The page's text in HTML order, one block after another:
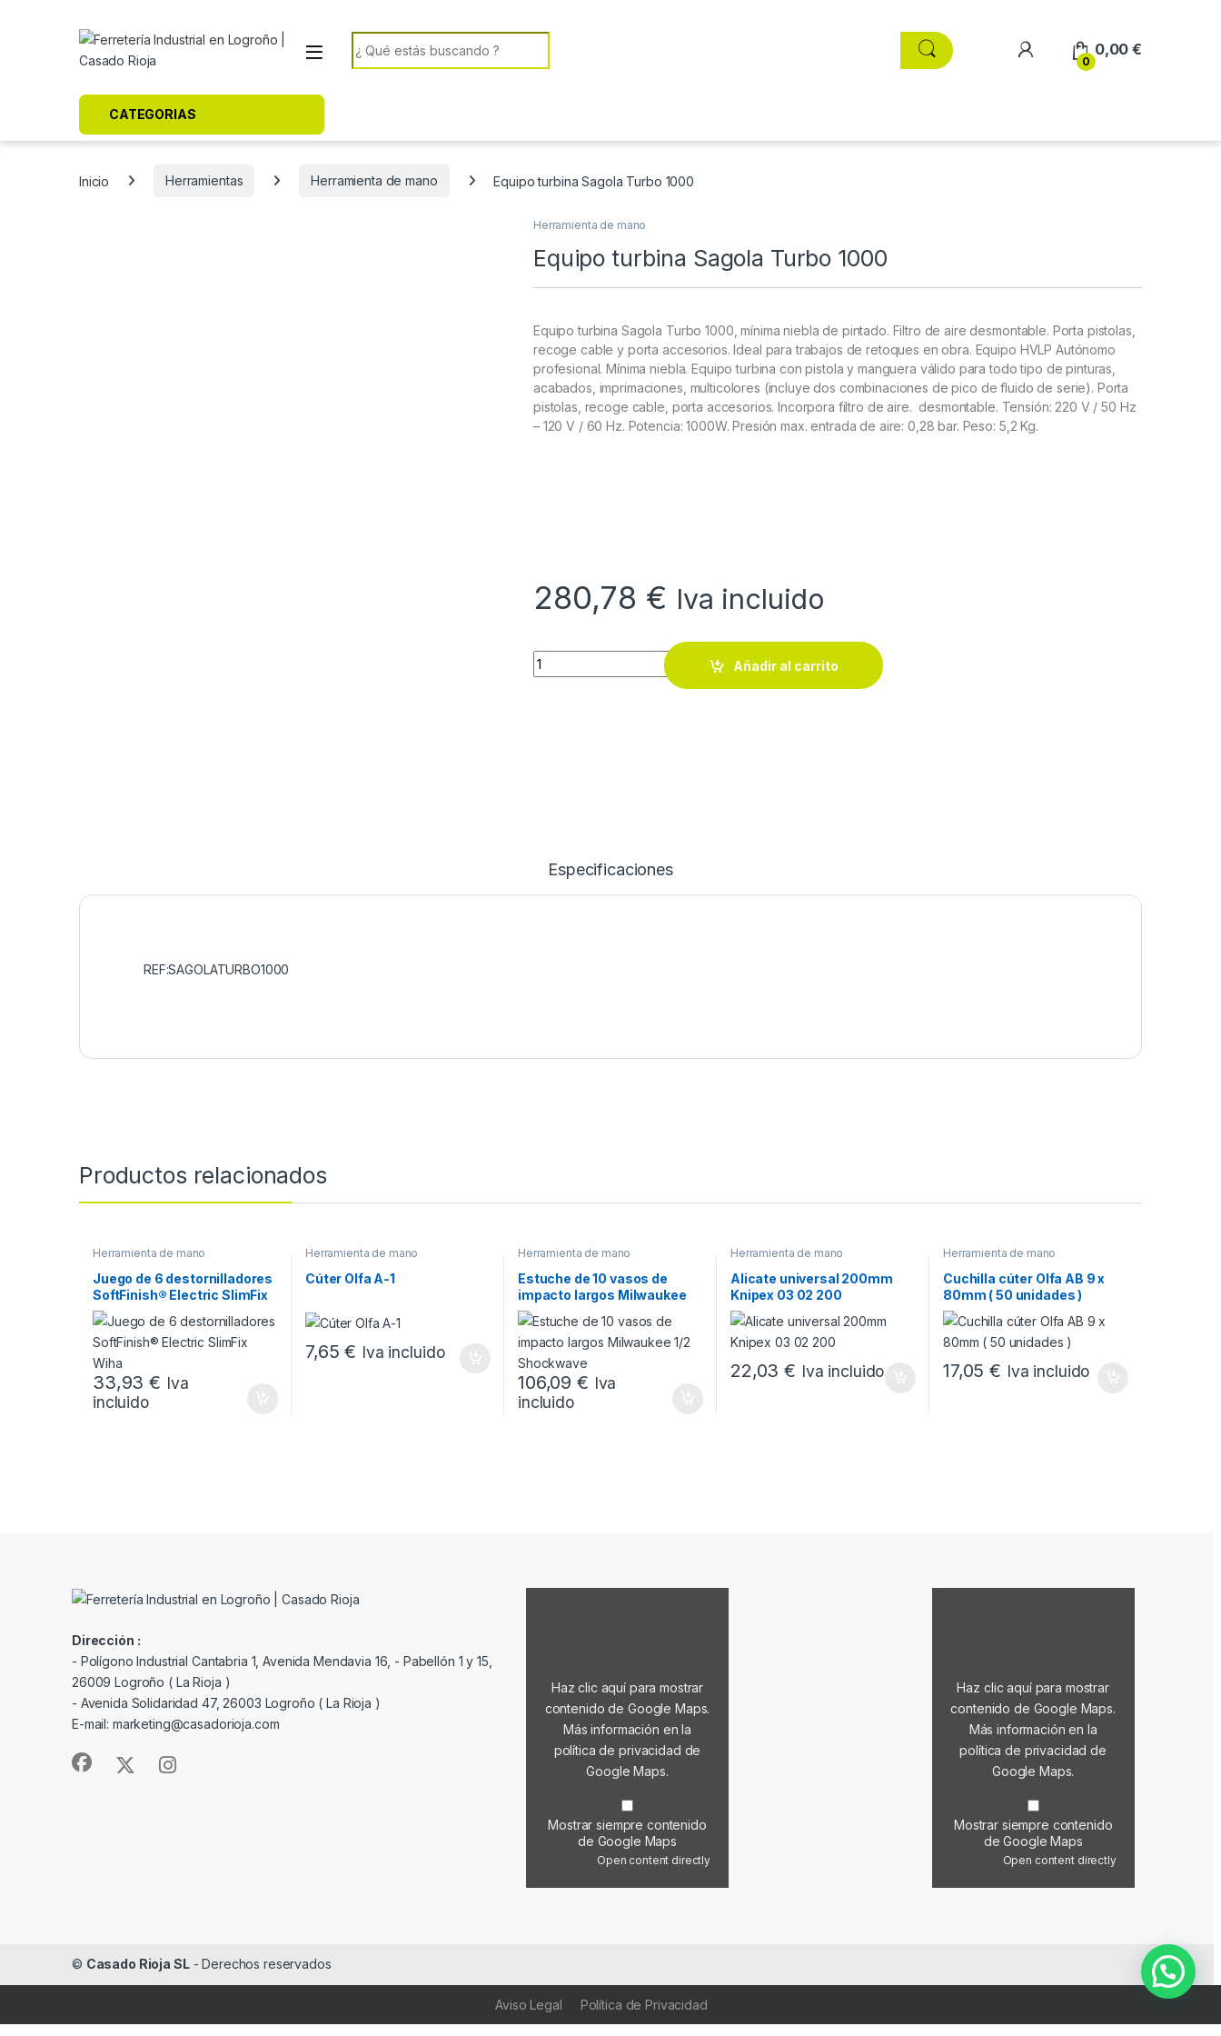
Search for:
0
0,00€
CATEGORIAS
Inicio Herramientas Herramienta de mano Equipo turbina Sagola Turbo 1000
Herramienta de mano
Equipo turbina Sagola Turbo 1000
Equipo turbina Sagola Turbo 1000, mínima niebla de pintado. Filtro de aire desmontable. Porta pistolas,
recoge cable y porta accesorios. Ideal para trabajos de retoques en obra. Equipo HVLP Autónomo
profesional. Mínima niebla. Equipo turbina con pistola y manguera válido para todo tipo de pinturas,
acabados, imprimaciones, multicolores (incluye dos combinaciones de pico de fluido de serie). Porta
pistolas, recoge cable, porta accesorios. Incorpora filtro de aire. desmontable. Tensión: 220 V / 50 Hz
– 120 V / 60 Hz. Potencia: 1000W. Presión max. entrada de aire: 0,28 bar. Peso: 5,2 Kg.
280,78 € Iva incluido
Equipo turbina Sagola Turbo 1000 quantity
Añadir al carrito
Especificaciones
REF:SAGOLATURBO1000
Productos relacionados
Herramienta de mano
Juego de 6 destornilladores
SoftFinish® Electric SlimFix
Wiha
33,93€ Iva
incluido
Herramienta de mano
Cúter Olfa A-1
7,65€ Iva incluido
Herramienta de mano
Estuche de 10 vasos de
impacto largos Milwaukee
1/2 Shockwave
106,09€ Iva
incluido
Herramienta de mano
Alicate universal 200mm
Knipex 03 02 200
22,03€ Iva incluido
Herramienta de mano
Cuchilla cúter Olfa AB 9 x
80mm ( 50 unidades )
17,05€ Iva incluido
Dirección :
- Polígono Industrial Cantabria 1, Avenida Mendavia 16, - Pabellón 1 y 15,
26009 Logroño ( La Rioja )
- Avenida Solidaridad 47, 26003 Logroño ( La Rioja )
E-mail: marketing@casadorioja.com
Haz clic aquí para mostrar
contenido de Google Maps.
Más información en la
política de privacidad de
Google Maps.
Mostrar siempre contenido
de Google Maps
Open content directly
Haz clic aquí para mostrar
contenido de Google Maps.
Más información en la
política de privacidad de
Google Maps.
Mostrar siempre contenido
de Google Maps
Open content directly
© Casado Rioja SL- Derechos reservados
Aviso Legal Política de Privacidad